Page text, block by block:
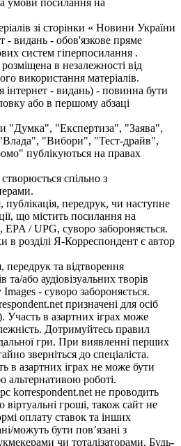
зі сторінки « Новини України
- видань - обов'язкове пряме
систем гіперпосилання .
в незалежності від
використання матеріалів.
інтернет - видань) - повинна бути
або в першому абзаці
"Думка", "Експертиза", "Заява",
"Вибори", "Тест-драйв",
публікуються на правах
спільно з
публікація, передрук, чи наступне
що містить посилання на
EPA / UPG, суворо забороняється.
в розділі Я-Корреспондент є автор
передрук та відтворення
та/або аудіовізуальних творів
- суворо забороняється.
призначені для осіб
Участь в азартних іграх може
Дотримуйтесь правил
гри. При виявленні перших
зверніться до спеціаліста.
в азартних іграх не може бути
альтернативою роботі.
korrespondent.net не проводить
віртуальні гроші, також сайт не
оплату ставок та інших
можуть бути пов’язані з
чи тоталізаторами. Будь-